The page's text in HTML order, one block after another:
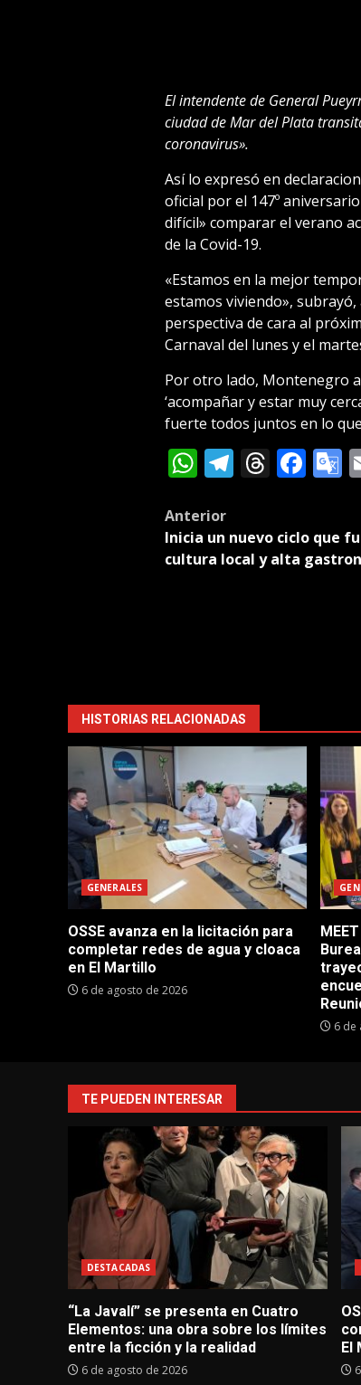
El intendente de General
ciudad de Mar del Plata
coronavirus».
Así lo expresó en
oficial por el 147º
difícil» comparar el verano
de la Covid-19.
«Estamos en la mejor
estamos viviendo»,
perspectiva de cara al
Carnaval del lunes y el
Por otro lado, Montenegro
‘acompañar y estar muy
fuerte todos juntos en lo
WhatsApp
Telegram
Post
navigation
Anterior
Inicia un nuevo ciclo que
cultura local y alta
HISTORIAS RELACIONADAS
GENERALES
OSSE avanza en la licitación para
completar redes de agua y cloaca
en El Martillo
6 de agosto de 2026
6 de
TE PUEDEN INTERESAR
DESTACADAS
“La Javalí” se presenta en Cuatro
Elementos: una obra sobre los límites
entre la ficción y la realidad
6 de agosto de 2026
El